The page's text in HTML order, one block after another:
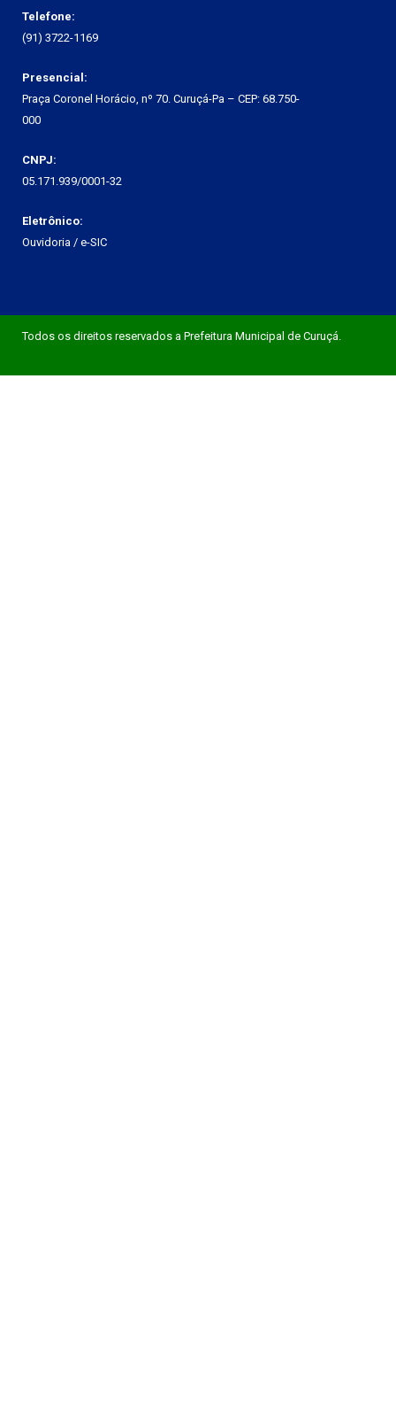
Telefone:
(91) 3722-1169
Presencial:
Praça Coronel Horácio, nº 70. Curuçá-Pa – CEP: 68.750-
000
CNPJ:
05.171.939/0001-32
Eletrônico:
Ouvidoria / e-SIC
Todos os direitos reservados a Prefeitura Municipal de Curuçá.